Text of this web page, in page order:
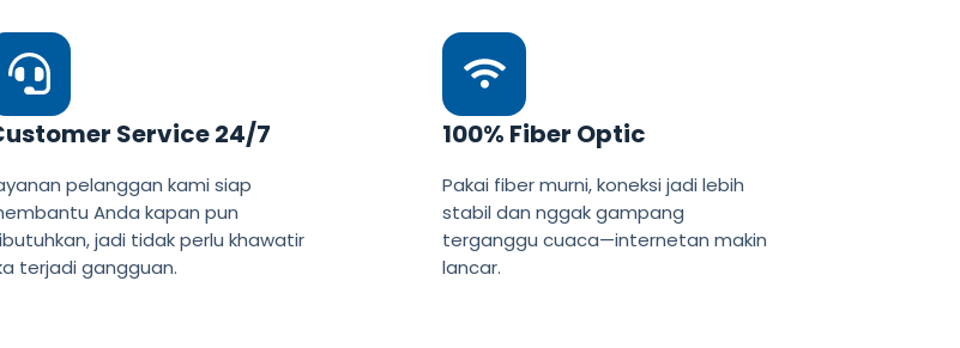
Service 24/7
pelanggan kami siap
Anda kapan pun
jadi tidak perlu khawatir
terjadi gangguan.
100% Fiber Optic
Pakai fiber murni, koneksi jadi lebih
stabil dan nggak gampang
terganggu cuaca—internetan makin
lancar.